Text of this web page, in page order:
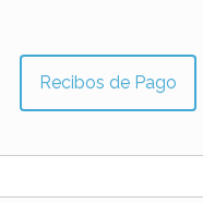
Recibos de Pago